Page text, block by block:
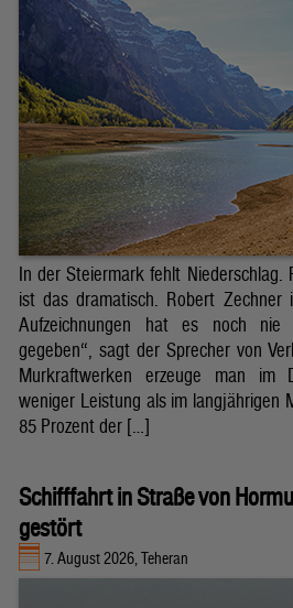
In der Steiermark fehlt Niederschlag.
ist das dramatisch. Robert Zechner
Aufzeichnungen hat es noch
gegeben“, sagt der Sprecher von
Murkraftwerken erzeuge man im
weniger Leistung als im langjährigen
85 Prozent der […]
Schifffahrt in Straße von
gestört
7. August 2026, Teheran